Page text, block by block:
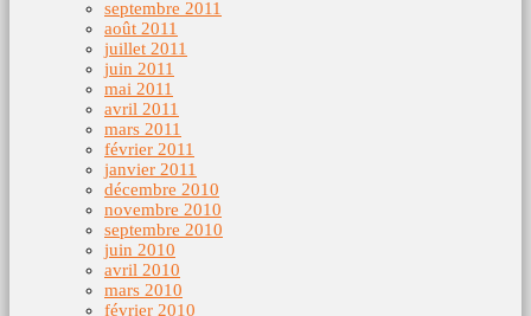
septembre 2011
août 2011
juillet 2011
juin 2011
mai 2011
avril 2011
mars 2011
février 2011
janvier 2011
décembre 2010
novembre 2010
septembre 2010
juin 2010
avril 2010
mars 2010
février 2010